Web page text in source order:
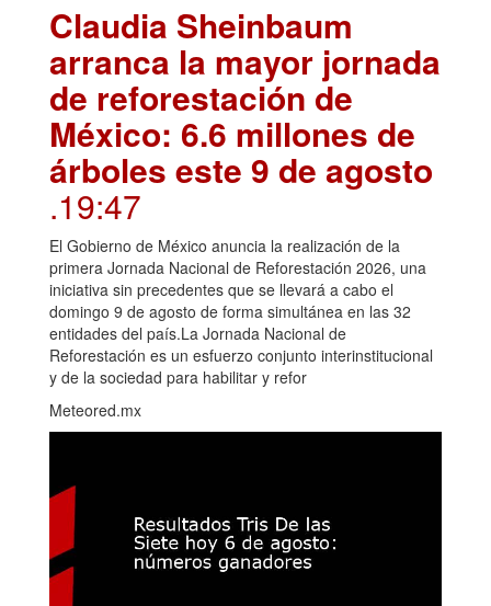
Claudia Sheinbaum
arranca la mayor jornada
de reforestación de
México: 6.6 millones de
árboles este 9 de agosto
.19:47
El Gobierno de México anuncia la realización de la
primera Jornada Nacional de Reforestación 2026, una
iniciativa sin precedentes que se llevará a cabo el
domingo 9 de agosto de forma simultánea en las 32
entidades del país.La Jornada Nacional de
Reforestación es un esfuerzo conjunto interinstitucional
y de la sociedad para habilitar y refor
Meteored.mx